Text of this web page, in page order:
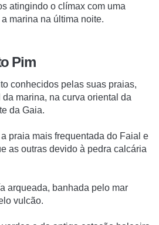
atingindo o clímax com uma
marina na última noite.
Pim
conhecidos pelas suas praias,
marina, na curva oriental da
da Gaia.
praia mais frequentada do Faial e
as outras devido à pedra calcária
arqueada, banhada pelo mar
vulcão.